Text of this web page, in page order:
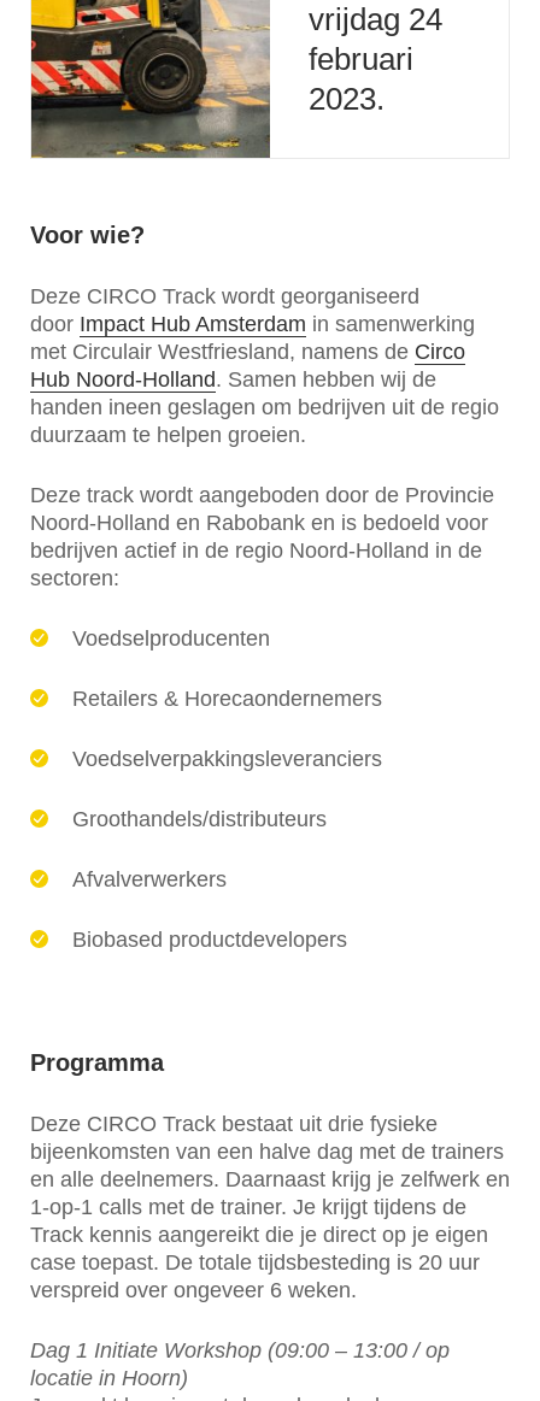
vrijdag 24
februari
2023.
Voor wie?
Deze CIRCO Track wordt georganiseerd
door Impact Hub Amsterdam in samenwerking
met Circulair Westfriesland, namens de Circo
Hub Noord-Holland. Samen hebben wij de
handen ineen geslagen om bedrijven uit de regio
duurzaam te helpen groeien.
Deze track wordt aangeboden door de Provincie
Noord-Holland en Rabobank en is bedoeld voor
bedrijven actief in de regio Noord-Holland in de
sectoren:
Voedselproducenten
Retailers & Horecaondernemers
Voedselverpakkingsleveranciers
Groothandels/distributeurs
Afvalverwerkers
Biobased productdevelopers
Programma
Deze CIRCO Track bestaat uit drie fysieke
bijeenkomsten van een halve dag met de trainers
en alle deelnemers. Daarnaast krijg je zelfwerk en
1-op-1 calls met de trainer. Je krijgt tijdens de
Track kennis aangereikt die je direct op je eigen
case toepast. De totale tijdsbesteding is 20 uur
verspreid over ongeveer 6 weken.
Dag 1 Initiate Workshop (09:00 – 13:00 / op
locatie in Hoorn)